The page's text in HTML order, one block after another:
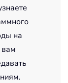
на